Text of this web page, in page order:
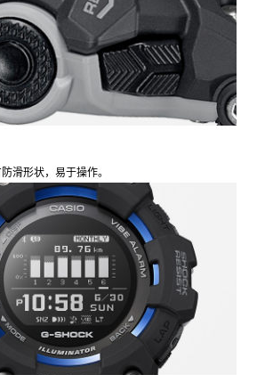
滑形状，易于操作。